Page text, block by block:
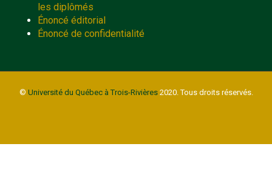
les diplômés
Énoncé éditorial
Énoncé de confidentialité
© Université du Québec à Trois-Rivières2020. Tous droits réservés.